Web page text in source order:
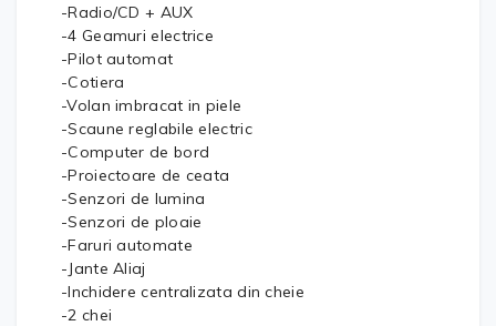
-Radio/CD + AUX
-4 Geamuri electrice
-Pilot automat
-Cotiera
-Volan imbracat in piele
-Scaune reglabile electric
-Computer de bord
-Proiectoare de ceata
-Senzori de lumina
-Senzori de ploaie
-Faruri automate
-Jante Aliaj
-Inchidere centralizata din cheie
-2 chei